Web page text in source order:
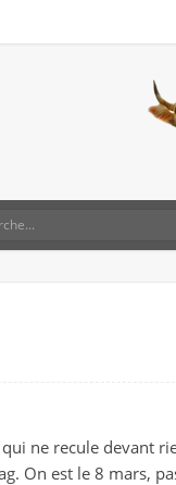
ne recule devant
On est le 8 mars,